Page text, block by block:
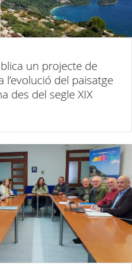
un projecte de
del paisatge
des del segle XIX